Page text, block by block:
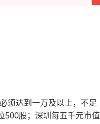
须达到一万及以上，不足
500股；深圳每五千元市值